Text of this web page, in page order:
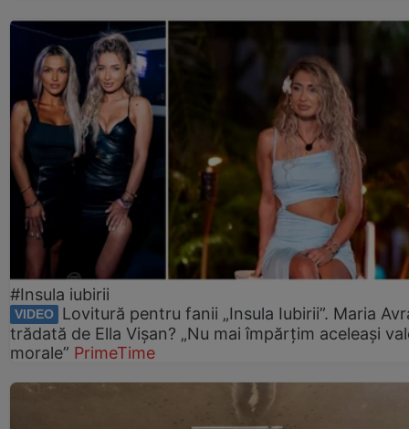
#Insula iubirii
VIDEO
Lovitură pentru fanii „Insula Iubirii”. Maria
trădată de Ella Vișan? „Nu mai împărțim aceleași
morale” PrimeTime